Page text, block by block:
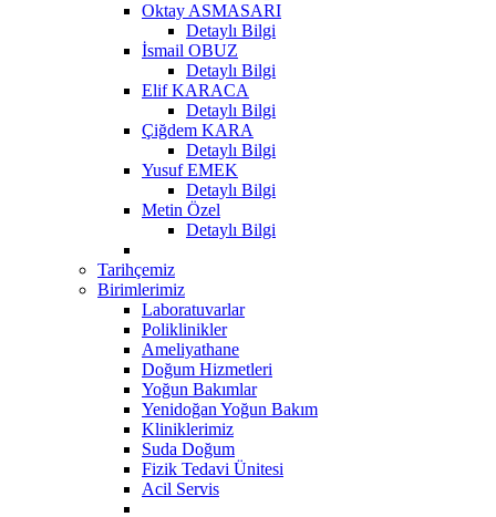
Oktay ASMASARI
Detaylı Bilgi
İsmail OBUZ
Detaylı Bilgi
Elif KARACA
Detaylı Bilgi
Çiğdem KARA
Detaylı Bilgi
Yusuf EMEK
Detaylı Bilgi
Metin Özel
Detaylı Bilgi
Tarihçemiz
Birimlerimiz
Laboratuvarlar
Poliklinikler
Ameliyathane
Doğum Hizmetleri
Yoğun Bakımlar
Yenidoğan Yoğun Bakım
Kliniklerimiz
Suda Doğum
Fizik Tedavi Ünitesi
Acil Servis